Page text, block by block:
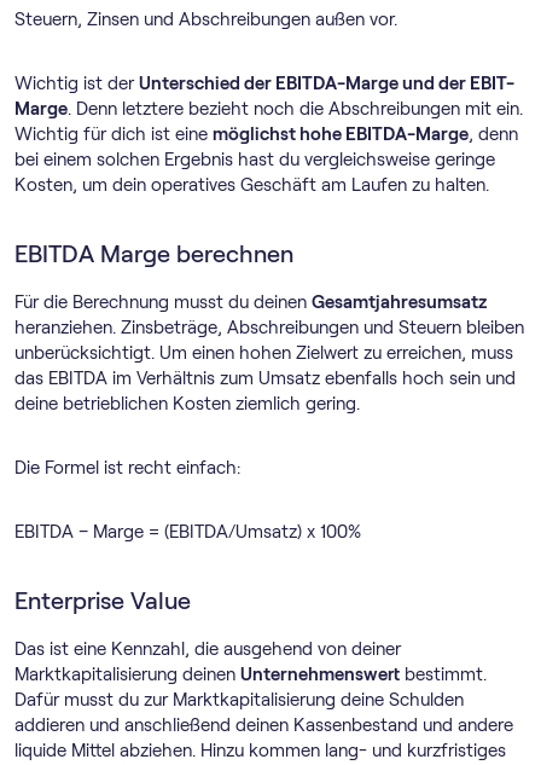
Steuern, Zinsen und Abschreibungen außen vor.
Wichtig ist derUnterschied der EBITDA-Marge und der EBIT-
Marge. Denn letztere bezieht noch die Abschreibungen mit ein.
Wichtig für dich ist eine möglichst hohe EBITDA-Marge, denn
bei einem solchen Ergebnis hast du vergleichsweise geringe
Kosten, um dein operatives Geschäft am Laufen zu halten.
EBITDA Marge berechnen
Für die Berechnung musst du deinen Gesamtjahresumsatz
heranziehen. Zinsbeträge, Abschreibungen und Steuern bleiben
unberücksichtigt. Um einen hohen Zielwert zu erreichen, muss
das EBITDA im Verhältnis zum Umsatz ebenfalls hoch sein und
deine betrieblichen Kosten ziemlich gering.
Die Formel ist recht einfach:
EBITDA – Marge = (EBITDA/Umsatz) x 100%
Enterprise Value
Das ist eine Kennzahl, die ausgehend von deiner
Marktkapitalisierung deinen Unternehmenswert bestimmt.
Dafür musst du zur Marktkapitalisierung deine Schulden
addieren und anschließend deinen Kassenbestand und andere
liquide Mittel abziehen. Hinzu kommen lang- und kurzfristiges